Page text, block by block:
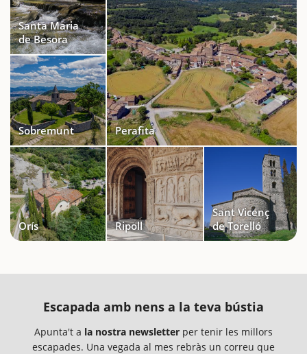
Santa Maria
de Besora
Sobremunt Perafita
Orís Ripoll
Sant Vicenç
de Torelló
Escapada amb nens a la teva bústia
Apunta't a la nostra newsletter per tenir les millors
escapades. Una vegada al mes rebràs un correu que